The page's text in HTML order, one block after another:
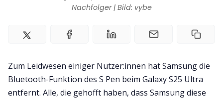
Nachfolger | Bild: vybe
Zum Leidwesen einiger Nutzer:innen hat Samsung die
Bluetooth-Funktion des S Pen beim Galaxy S25 Ultra
entfernt. Alle, die gehofft haben, dass Samsung diese